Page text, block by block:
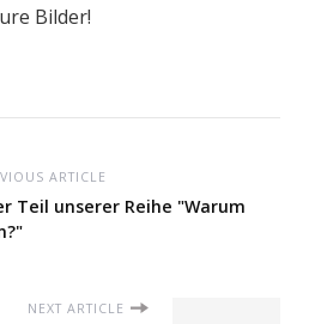
Bilder!
ARTICLE
Teil unserer Reihe "Warum
NEXT ARTICLE